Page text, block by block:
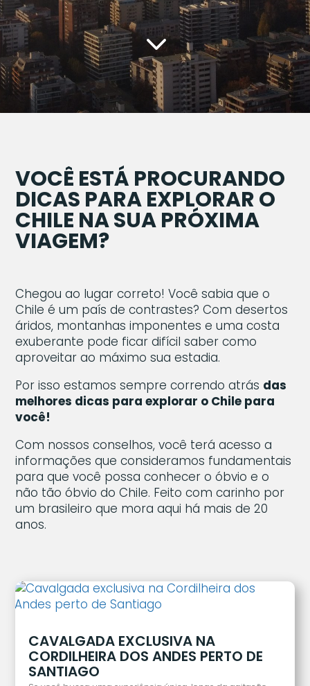
3
VOCÊ ESTÁ PROCURANDO
DICAS PARA EXPLORAR O
CHILE NA SUA PRÓXIMA
VIAGEM?
Chegou ao lugar correto! Você sabia que o
Chile é um país de contrastes? Com desertos
áridos, montanhas imponentes e uma costa
exuberante pode ficar difícil saber como
aproveitar ao máximo sua estadia.
Por isso estamos sempre correndo atrás das
melhores dicas para explorar o Chile para
você!
Com nossos conselhos, você terá acesso a
informações que consideramos fundamentais
para que você possa conhecer o óbvio e o
não tão óbvio do Chile. Feito com carinho por
um brasileiro que mora aqui há mais de 20
anos.
CAVALGADA EXCLUSIVA NA
CORDILHEIRA DOS ANDES PERTO DE
SANTIAGO